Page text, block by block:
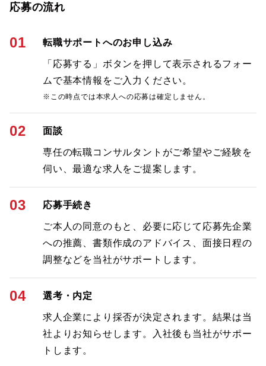
応募の流れ
01 転職サポートへのお申し込み
「応募する」ボタンを押して表示されるフォー
ムで基本情報をご入力ください。
※この時点では本求人への応募は確定しません。
02 面談
専任の転職コンサルタントがご希望やご経験を
伺い、最適な求人をご提案します。
03 応募手続き
ご本人の同意のもと、必要に応じて応募先企業
への推薦、書類作成のアドバイス、面接日程の
調整などを当社がサポートします。
04 選考・内定
求人企業により採否が決定されます。結果は当
社よりお知らせします。入社後も当社がサポー
トします。